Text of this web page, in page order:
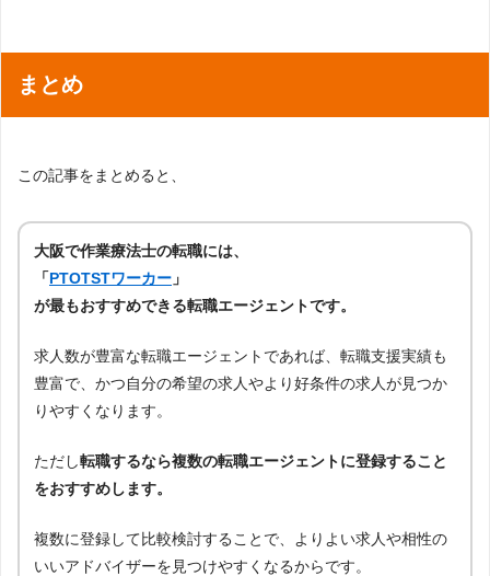
まとめ
この記事をまとめると、
大阪で作業療法士の転職には、
「PTOTSTワーカー 」
が最もおすすめできる転職エージェントです。
求人数が豊富な転職エージェントであれば、転職支援実績も
豊富で、かつ自分の希望の求人やより好条件の求人が見つか
りやすくなります。
ただし転職するなら複数の転職エージェントに登録すること
をおすすめします。
複数に登録して比較検討することで、よりよい求人や相性の
いいアドバイザーを見つけやすくなるからです。